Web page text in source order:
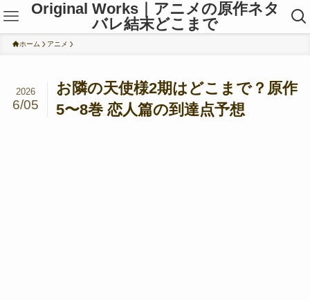
Original Works｜アニメの原作ネタ
バレ結末どこまで
ホーム アニメ
お隣の天使様2期はどこまで？原作
5〜8巻 恋人篇の到達点予想
2026
6/05